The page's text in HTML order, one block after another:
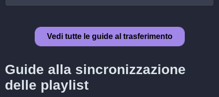
Vedi tutte le guide al trasferimento
Guide alla sincronizzazione
delle playlist